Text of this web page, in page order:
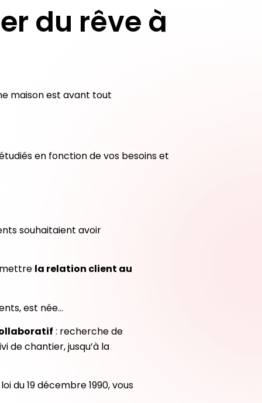
du rêve à
maison est avant tout
en fonction de vos besoins et
souhaitaient avoir
la relation client au
est née…
: recherche de
de chantier, jusqu’à la
du 19 décembre 1990, vous